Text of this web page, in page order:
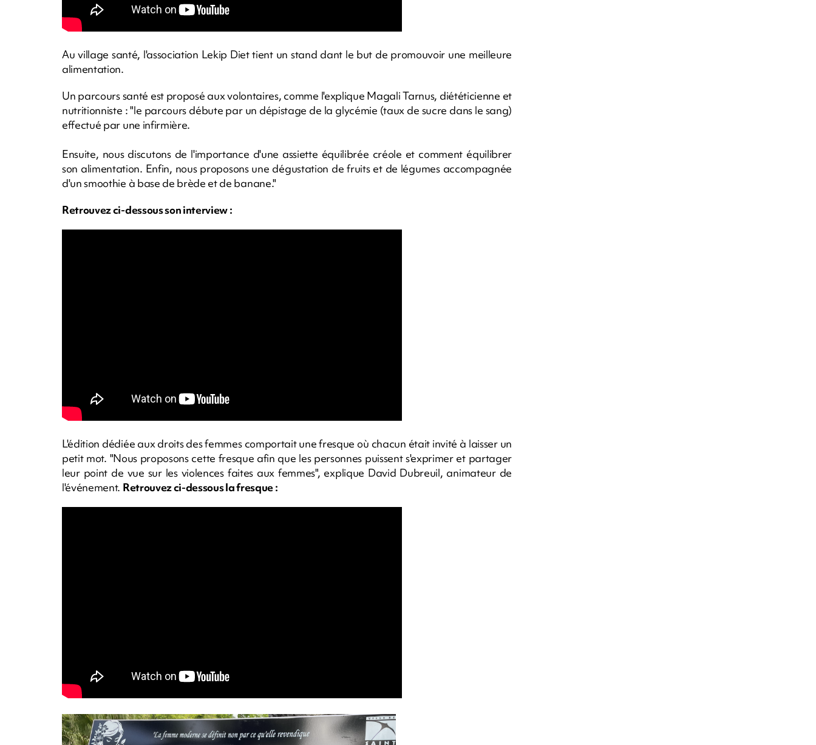
Au village santé, l'association Lekip Diet tient un stand dant le but de promouvoir une meilleure
alimentation.
Un parcours santé est proposé aux volontaires, comme l'explique Magali Tarnus, diététicienne et
nutritionniste : "le parcours débute par un dépistage de la glycémie (taux de sucre dans le sang)
effectué par une infirmière.
Ensuite, nous discutons de l'importance d'une assiette équilibrée créole et comment équilibrer
son alimentation. Enfin, nous proposons une dégustation de fruits et de légumes accompagnée
d'un smoothie à base de brède et de banane."
Retrouvez ci-dessous son interview :
L'édition dédiée aux droits des femmes comportait une fresque où chacun était invité à laisser un
petit mot. "Nous proposons cette fresque afin que les personnes puissent s'exprimer et partager
leur point de vue sur les violences faites aux femmes", explique David Dubreuil, animateur de
l'événement. Retrouvez ci-dessous la fresque :